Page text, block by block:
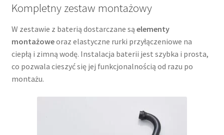
Kompletny zestaw montażowy
W zestawie z baterią dostarczane są elementy
montażoweoraz elastyczne rurki przyłączeniowe na
ciepłą i zimną wodę. Instalacja baterii jest szybka i prosta,
co pozwala cieszyć się jej funkcjonalnością od razu po
montażu.